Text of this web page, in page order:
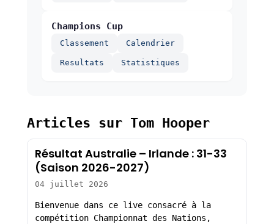
Champions Cup
Classement Calendrier
Resultats Statistiques
Articles sur Tom Hooper
Résultat Australie – Irlande : 31-33
(Saison 2026-2027)
04 juillet 2026
Bienvenue dans ce live consacré à la
compétition Championnat des Nations,